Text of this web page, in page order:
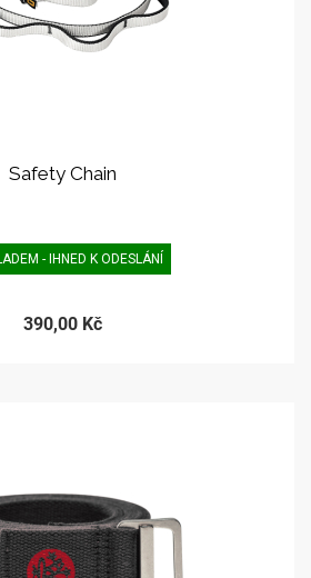
Safety Chain
- IHNED K ODESLÁNÍ
390,00 Kč